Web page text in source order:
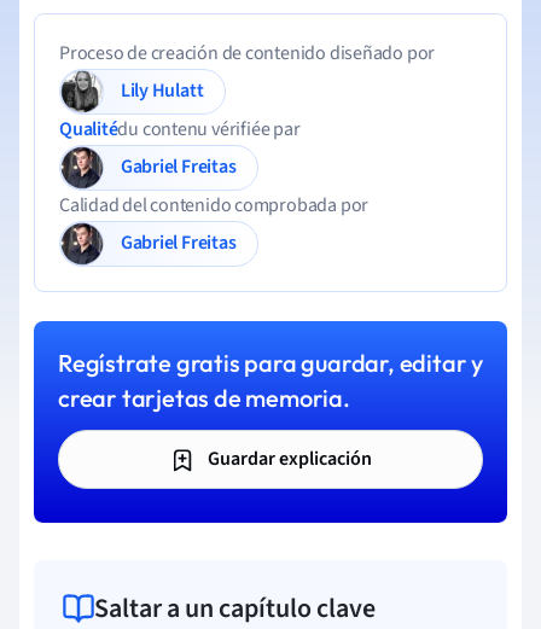
Proceso de creación de contenido diseñado por
Lily Hulatt
Qualitédu contenu vérifiée par
Gabriel Freitas
Calidad del contenido comprobada por
Gabriel Freitas
Regístrate gratis para guardar, editar y
crear tarjetas de memoria.
Guardar explicación
Saltar a un capítulo clave